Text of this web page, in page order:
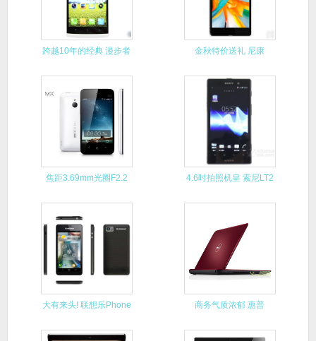
跨越10年的经典 漫步者 金秋特价送礼 尼康
焦距3.69mm光圈F2.2 4.6吋拍照机皇 索尼LT2
大有来头! 联想乐Phone 商务气质浓郁 惠普